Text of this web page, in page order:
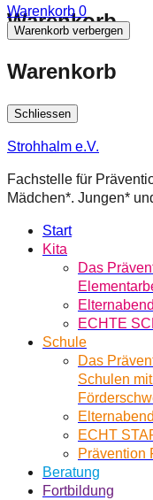
Warenkorb
Warenkorb 0
Warenkorb verbergen
Warenkorb
Schliessen
Strohhalm e.V.
Fachstelle für
Mädchen*. Jungen*
Start
Kita
Das
Elternabend
ECHTE
Schule
Das
Schulen
Elternabend
ECHT
Prävention
Beratung
Fortbildung